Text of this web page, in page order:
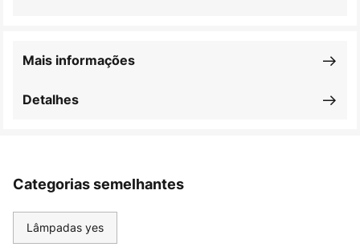
Detalhes
Mais informações
Categorias semelhantes
Lâmpadas yes